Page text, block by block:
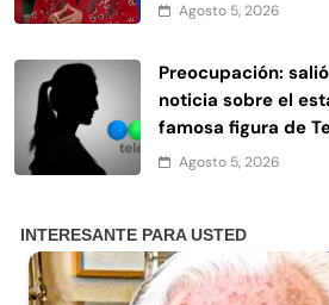
Agosto 5, 2026
Preocupación:
noticia sobre el
famosa figura de
Agosto 5, 2026